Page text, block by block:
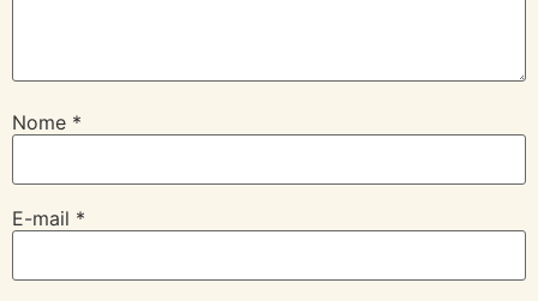
Nome *
E-mail *